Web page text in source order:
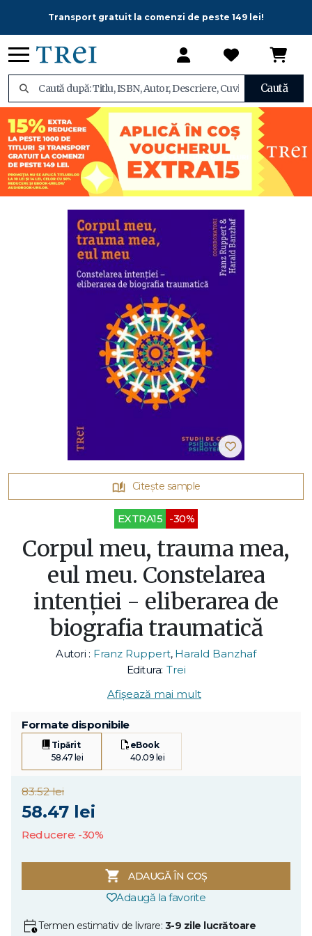
Transport gratuit la comenzi de peste 149 lei!
Caută
Citește sample
EXTRA15 -30%
Corpul meu, trauma mea,
eul meu. Constelarea
intenției - eliberarea de
biografia traumatică
Autori : Franz Ruppert, Harald Banzhaf
Editura: Trei
Afișează mai mult
Formate disponibile
Tipărit
58.47 lei
eBook
40.09 lei
83.52 lei
58.47 lei
Reducere: -30%
ADAUGĂ ÎN COȘ
Adaugă la favorite
Termen estimativ de livrare: 3-9 zile lucrătoare